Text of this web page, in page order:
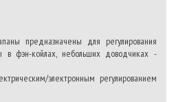
предназначены для регулирования
в фэн-койлах, небольших доводчиках -
электронным регулированием